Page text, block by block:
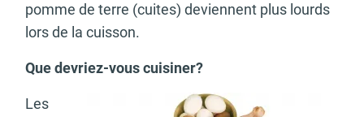
pomme de terre (cuites) deviennent plus lourds
lors de la cuisson.
Que devriez-vous cuisiner?
Les